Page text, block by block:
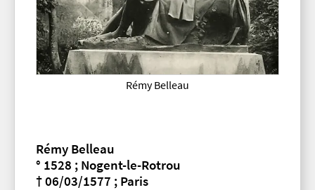
Rémy Belleau
Rémy Belleau
° 1528 ; Nogent-le-Rotrou
† 06/03/1577 ; Paris